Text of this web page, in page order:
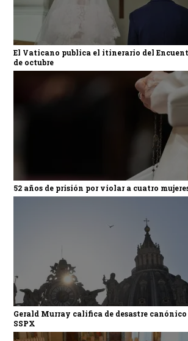
El Vaticano publica el itinerario del
de octubre
52 años de prisión por violar a cuatro
Gerald Murray califica de desastre canónico
SSPX